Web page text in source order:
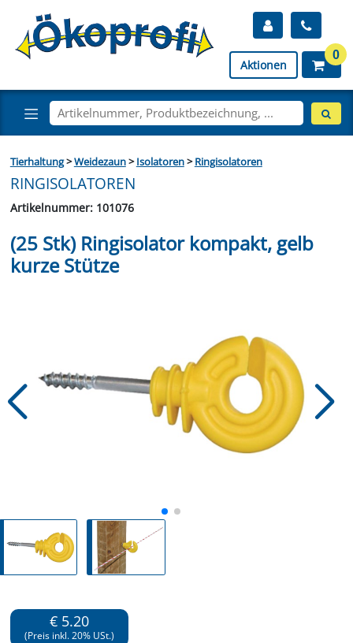
Aktionen
0
Tierhaltung>Weidezaun>Isolatoren>Ringisolatoren
RINGISOLATOREN
Artikelnummer: 101076
(25 Stk) Ringisolator kompakt, gelb
kurze Stütze
€ 5.20
(Preis inkl. 20% USt.)